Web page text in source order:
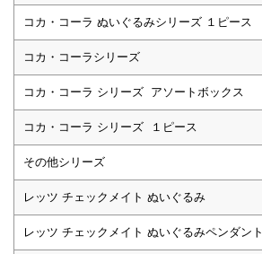
コカ・コーラ ぬいぐるみシリーズ １ピース
コカ・コーラシリーズ
コカ・コーラ シリーズ アソートボックス
コカ・コーラ シリーズ １ピース
その他シリーズ
レッツ チェックメイト ぬいぐるみ
レッツ チェックメイト ぬいぐるみペンダント